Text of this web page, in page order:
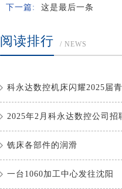
下一篇:
这是最后一条
阅读排行 / NEWS
科永达数控机床闪耀2025届
2025年2月科永达数控公司招
铣床各部件的润滑
一台1060加工中心发往沈阳